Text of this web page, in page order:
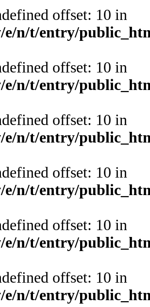
offset: 10 in
e/n/t/entry/
offset: 10 in
e/n/t/entry/
offset: 10 in
e/n/t/entry/
offset: 10 in
e/n/t/entry/
offset: 10 in
e/n/t/entry/
offset: 10 in
e/n/t/entry/